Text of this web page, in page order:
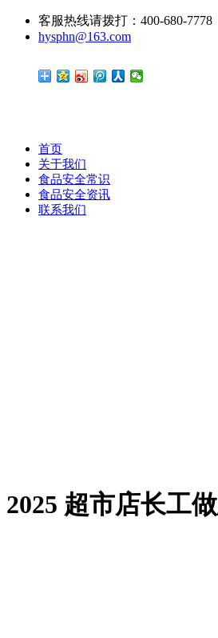
客服热线请拨打：400-680-7778
hysphn@163.com
首页
关于我们
食品安全常识
食品安全资讯
联系我们
2025 超市店长工